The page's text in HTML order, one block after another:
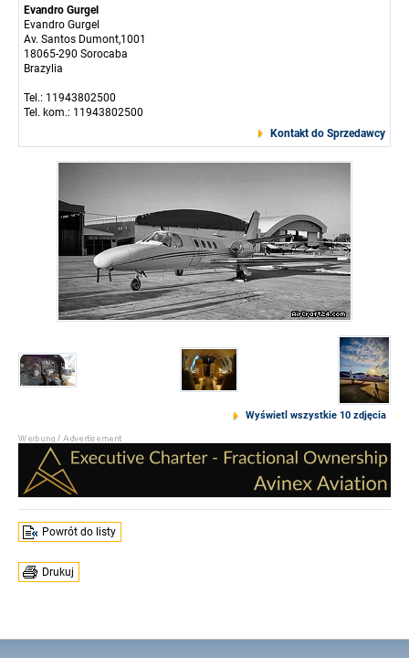
Evandro Gurgel
Evandro Gurgel
Av. Santos Dumont,1001
18065-290 Sorocaba
Brazylia
Tel.: 11943802500
Tel. kom.: 11943802500
Kontakt do Sprzedawcy
Wyświetl wszystkie 10 zdjęcia
Powrót do listy
Drukuj